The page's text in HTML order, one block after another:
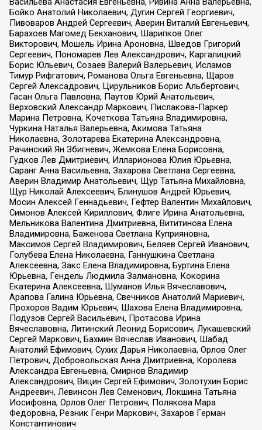
Бойко Анатолий Николаевич, Дугин Сергей Георгиевич,
Пивоваров Андрей Сергеевич, Аверин Виталий Евгеньевич,
Барахоев Магомед Бекханович, Шарипков Олег
Викторович, Мошель Ирина Ароновна, Шведов Григорий
Сергеевич, Пономарев Лев Александрович, Каргалицкий
Борис Юльевич, Созаев Валерий Валерьевич, Исламов
Тимур Рифгатович, Романова Ольга Евгеньевна, Щаров
Сергей Алексадрович, Цирульников Борис Альбертович,
Гасан Ольга Павловна, Паутов Юрий Анатольевич,
Верховский Александр Маркович, Пислакова-Паркер
Марина Петровна, Кочеткова Татьяна Владимировна,
Чуркина Наталья Валерьевна, Акимова Татьяна
Николаевна, Золотарева Екатерина Александровна,
Рачинский Ян Збигневич, Жемкова Елена Борисовна,
Гудков Лев Дмитриевич, Илларионова Юлия Юрьевна,
Саранг Анна Васильевна, Захарова Светлана Сергеевна,
Аверин Владимир Анатольевич, Щур Татьяна Михайловна,
Щур Николай Алексеевич, Блинушов Андрей Юрьевич,
Мосин Алексей Геннадьевич, Гефтер Валентин Михайлович,
Симонов Алексей Кириллович, Флиге Ирина Анатольевна,
Мельникова Валентина Дмитриевна, Вититинова Елена
Владимировна, Баженова Светлана Куприяновна,
Максимов Сергей Владимирович, Беляев Сергей Иванович,
Голубева Елена Николаевна, Ганнушкина Светлана
Алексеевна, Закс Елена Владимировна, Буртина Елена
Юрьевна, Гендель Людмила Залмановна, Кокорина
Екатерина Алексеевна, Шуманов Илья Вячеславович,
Арапова Галина Юрьевна, Свечников Анатолий Мариевич,
Прохоров Вадим Юрьевич, Шахова Елена Владимировна,
Подузов Сергей Васильевич, Протасова Ирина
Вячеславовна, Литинский Леонид Борисович, Лукашевский
Сергей Маркович, Бахмин Вячеслав Иванович, Шабад
Анатолий Ефимович, Сухих Дарья Николаевна, Орлов Олег
Петрович, Добровольская Анна Дмитриевна, Королева
Александра Евгеньевна, Смирнов Владимир
Александрович, Вицин Сергей Ефимович, Золотухин Борис
Андреевич, Левинсон Лев Семенович, Локшина Татьяна
Иосифовна, Орлов Олег Петрович, Полякова Мара
Федоровна, Резник Генри Маркович, Захаров Герман
Константинович